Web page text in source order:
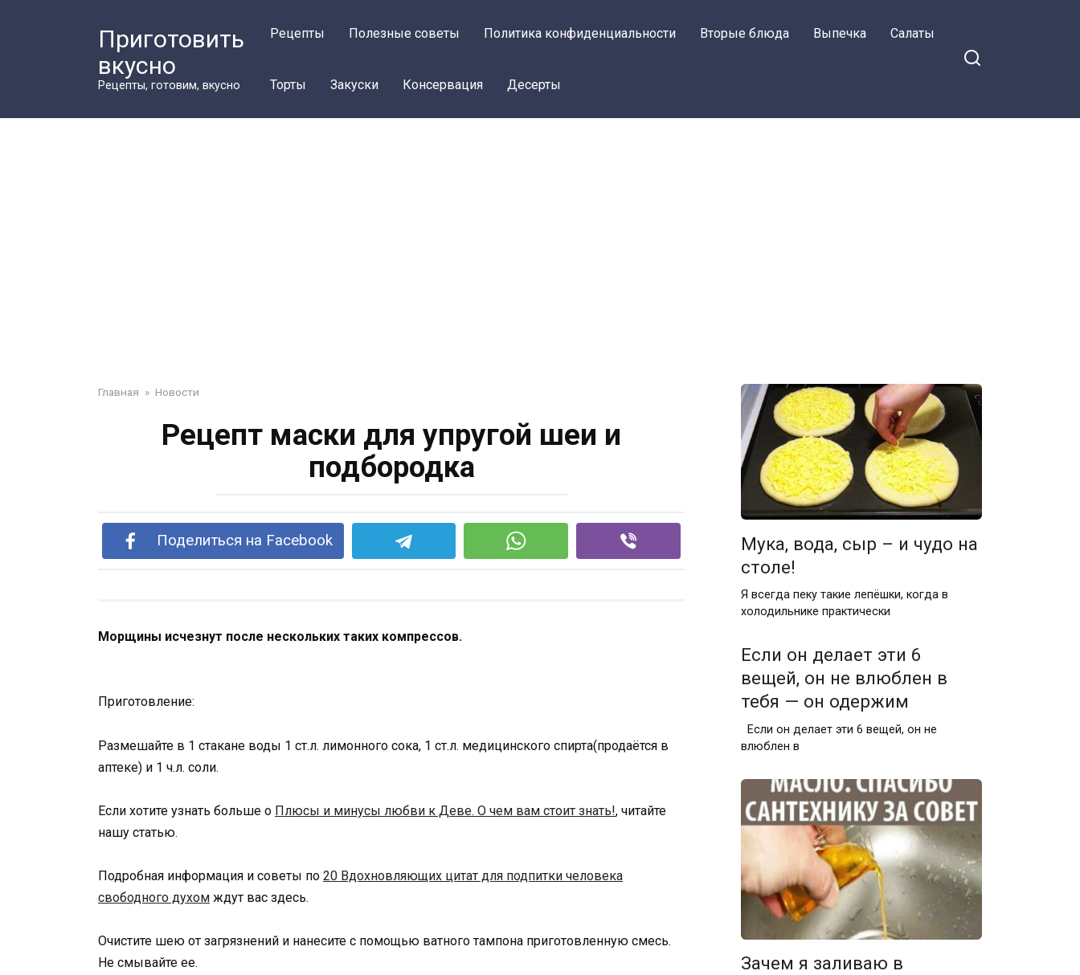
Приготовить
вкусно
Рецепты, готовим, вкусно
Рецепты Полезные советы Политика конфиденциальности Вторые блюда Выпечка Салаты
Торты Закуски Консервация Десерты
Главная » Новости
Рецепт маски для упругой шеи и
подбородка
Поделиться на Facebook
Морщины исчезнут после нескольких таких компрессов.
Приготовление:
Размешайте в 1 стакане воды 1 ст.л. лимонного сока, 1 ст.л. медицинского спирта(продаётся в
аптеке) и 1 ч.л. соли.
Если хотите узнать больше о Плюсы и минусы любви к Деве. О чем вам стоит знать!, читайте
нашу статью.
Подробная информация и советы по 20 Вдохновляющих цитат для подпитки человека
свободного духом ждут вас здесь.
Очистите шею от загрязнений и нанесите с помощью ватного тампона приготовленную смесь.
Не смывайте ее.
Мука, вода, сыр – и чудо на
столе!
Я всегда пеку такие лепёшки, когда в
холодильнике практически
Если он делает эти 6
вещей, он не влюблен в
тебя — он одержим
Если он делает эти 6 вещей, он не
влюблен в
Зачем я заливаю в